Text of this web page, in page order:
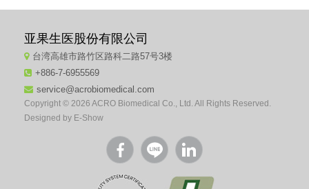
亚果生医股份有限公司
台湾高雄市路竹区路科二路57号3楼
+886-7-6955569
service@acrobiomedical.com
Copyright © 2026 ACRO Biomedical Co., Ltd. All Rights Reserved.
Designed by E-Show